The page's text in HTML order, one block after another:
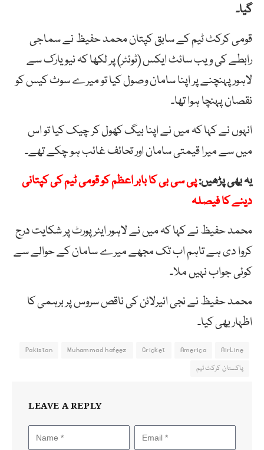
گیا۔
قومی کرکٹ ٹیم کے سابق کپتان محمد حفیظ نے سماجی
رابطے کی ویب سائٹ ایکس (ٹوئٹر) پر لکھا کہ نیویارک سے
لاہور پہنچنے پر اپنا سامان وصول کیا تو میرے سوٹ کیس کو
نقصان پہنچا ہوا تھا۔
انہوں نے کہا کہ میں نے اپنا بیگ کھول کر چیک کیا تو اس
میں سے میرا قیمتی سامان اور تحائف غائب ہو چکے تھے۔
یہ بھی پڑھیں:پی سی بی کا بابر اعظم کو قومی ٹیم کی کپتانی
دینے کا فیصلہ
محمد حفیظ نے کہا کہ میں نے لاہور ایئرپورٹ پر شکایت درج
کروا دی ہے تاہم اب تک مجھے میرے سامان کے حوالے سے
کوئی جواب نہیں ملا۔
محمد حفیظ نے نجی ائیرلائن کی ناقص سروس پر برہمی کا
اظہار بھی کیا۔
AirLine
America
Cricket
Muhammad hafeez
Pakistan
پاکستان کرکٹ ٹیم
LEAVE A REPLY